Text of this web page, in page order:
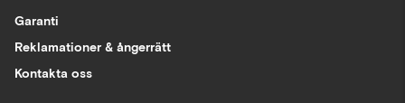
Garanti
Reklamationer & ångerrätt
Kontakta oss